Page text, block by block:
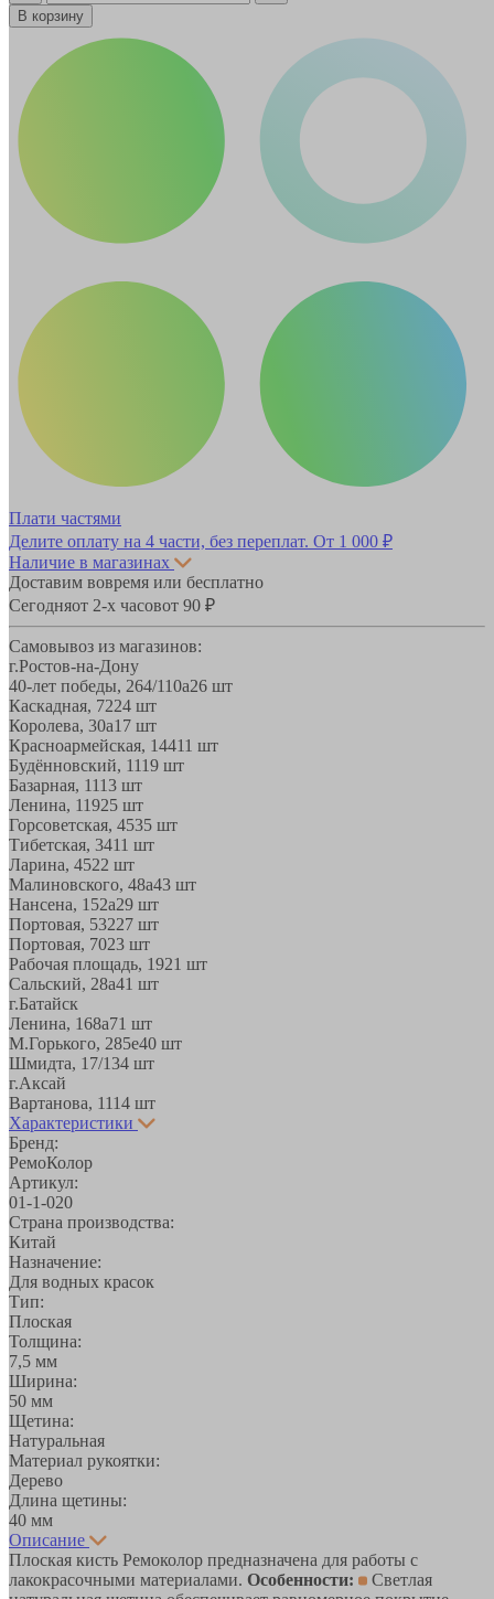
В корзину
Плати частями
Делите оплату на 4 части, без переплат. От 1 000 ₽
Наличие в магазинах
Доставим вовремя или бесплатно
Сегодняот 2-х часовот 90 ₽
Самовывоз из магазинов:
г.Ростов-на-Дону
40-лет победы, 264/110а26 шт
Каскадная, 7224 шт
Королева, 30а17 шт
Красноармейская, 14411 шт
Будённовский, 1119 шт
Базарная, 1113 шт
Ленина, 11925 шт
Горсоветская, 4535 шт
Тибетская, 3411 шт
Ларина, 4522 шт
Малиновского, 48а43 шт
Нансена, 152а29 шт
Портовая, 53227 шт
Портовая, 7023 шт
Рабочая площадь, 1921 шт
Сальский, 28a41 шт
г.Батайск
Ленина, 168а71 шт
М.Горького, 285е40 шт
Шмидта, 17/134 шт
г.Аксай
Вартанова, 1114 шт
Характеристики
Бренд:
РемоКолор
Артикул:
01-1-020
Страна производства:
Китай
Назначение:
Для водных красок
Тип:
Плоская
Толщина:
7,5 мм
Ширина:
50 мм
Щетина:
Натуральная
Материал рукоятки:
Дерево
Длина щетины:
40 мм
Описание
Плоская кисть Ремоколор предназначена для работы с
лакокрасочными материалами. Особенности:
Светлая